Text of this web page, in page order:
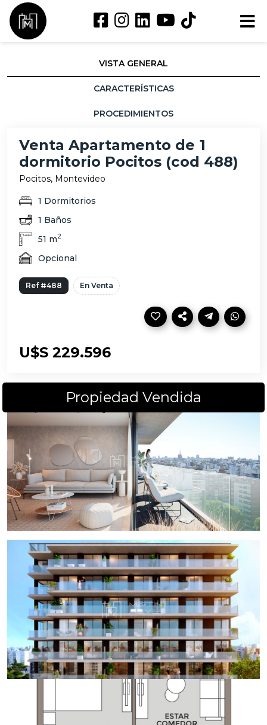
VISTA GENERAL
CARACTERÍSTICAS
PROCEDIMIENTOS
Venta Apartamento de 1
dormitorio Pocitos (cod 488)
Pocitos, Montevideo
1 Dormitorios
1 Baños
51 m2
Opcional
Ref #488 En Venta
U$S 229.596
Propiedad Vendida